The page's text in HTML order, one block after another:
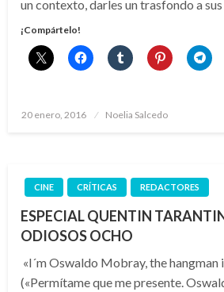
un contexto, darles un trasfondo a
¡Compártelo!
Publicado
20 enero, 2016 Noelia Salcedo
CINE CRÍTICAS REDACTORES
ESPECIAL QUENTIN
ODIOSOS OCHO
«I´m Oswaldo Mobray, the hangman
(«Permítame que me presente.